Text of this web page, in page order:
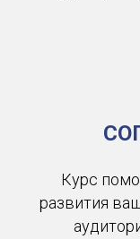
Курс
развития